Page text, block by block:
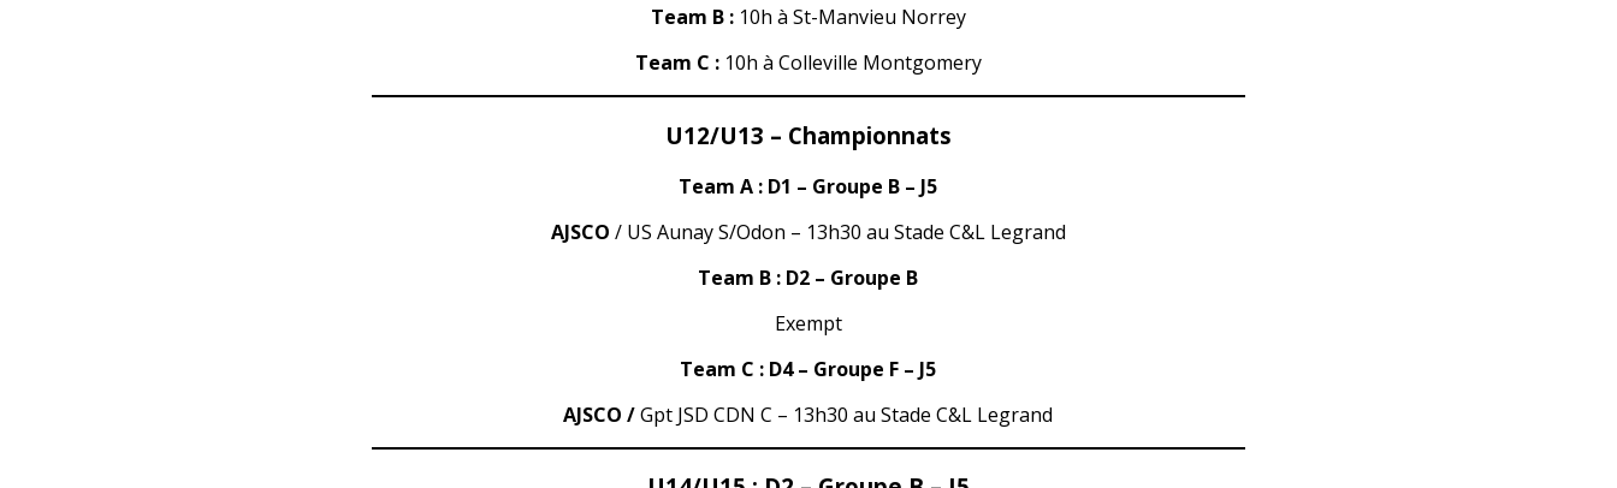
Team B :10h à St-Manvieu Norrey
Team C :10h à Colleville Montgomery
U12/U13 – Championnats
Team A : D1 – Groupe B – J5
AJSCO / US Aunay S/Odon – 13h30 au Stade C&L Legrand
Team B : D2 – Groupe B
Exempt
Team C : D4 – Groupe F – J5
AJSCO /Gpt JSD CDN C – 13h30 au Stade C&L Legrand